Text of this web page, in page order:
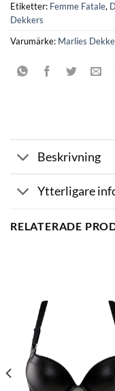
Etiketter: Femme Fatale,
Dekkers
Varumärke: Marlies
Beskrivning
Ytterligare
RELATERADE